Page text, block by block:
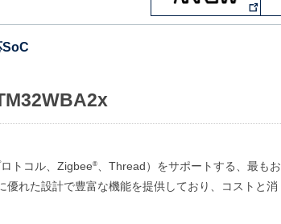
トコル、Zigbee®
、Thread）をサポートする、最もお
れた設計で豊富な機能を提供しており、コストと消